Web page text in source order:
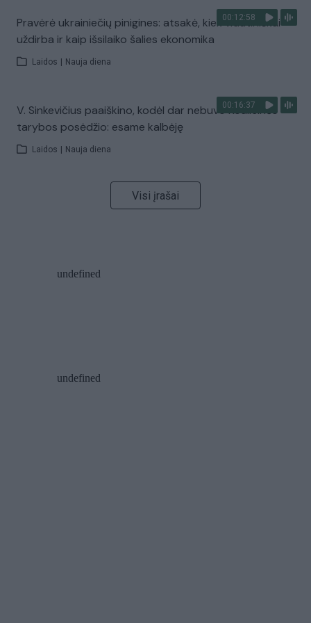
00:12:58
Pravėrė ukrainiečių pinigines: atsakė, kiek vidutiniškai
uždirba ir kaip išsilaiko šalies ekonomika
Laidos Nauja diena
00:16:37
V. Sinkevičius paaiškino, kodėl dar nebuvo Koalicinės
tarybos posėdžio: esame kalbėję
Laidos Nauja diena
Visi įrašai